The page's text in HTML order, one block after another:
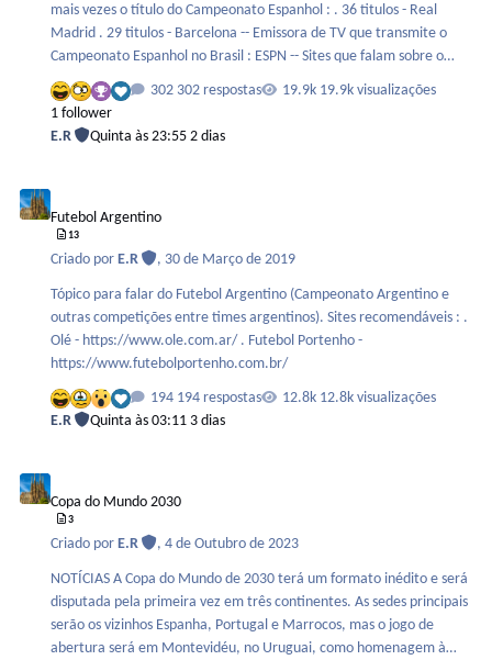
mais vezes o título do Campeonato Espanhol : . 36 titulos - Real
Madrid . 29 titulos - Barcelona -- Emissora de TV que transmite o
Campeonato Espanhol no Brasil : ESPN -- Sites que falam sobre o
futebol espanhol : . MARCA - https://www.marca.com/ . AS -
https://as.com/diarioas/america.html
302 respostas
19.9k visualizações
1 follower
E.R
Quinta às 23:552 dias
Futebol Argentino
13
Criado por E.R , 30 de Março de 2019
Tópico para falar do Futebol Argentino (Campeonato Argentino e
outras competições entre times argentinos). Sites recomendáveis : .
Olé - https://www.ole.com.ar/ . Futebol Portenho -
https://www.futebolportenho.com.br/
194 respostas
12.8k visualizações
E.R
Quinta às 03:11 3 dias
Copa do Mundo 2030
3
Criado por E.R ,4 de Outubro de 2023
NOTÍCIAS A Copa do Mundo de 2030 terá um formato inédito e será
disputada pela primeira vez em três continentes. As sedes principais
serão os vizinhos Espanha, Portugal e Marrocos, mas o jogo de
abertura será em Montevidéu, no Uruguai, como homenagem à